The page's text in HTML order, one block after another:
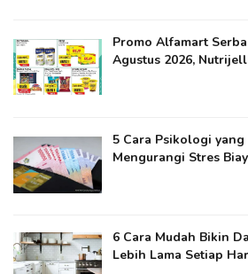
Promo Alfamart
Agustus 2026,
5 Cara Psikologi yang
Mengurangi Stres
6 Cara Mudah Bikin
Lebih Lama Setiap